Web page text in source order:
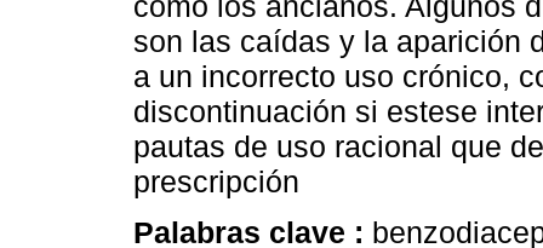
son las caídas y la aparición
a un incorrecto uso crónico,
discontinuación si estese
pautas de uso racional que
prescripción
Palabras clave :